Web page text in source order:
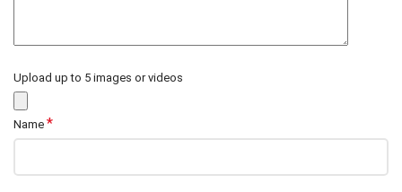
Upload up to 5 images or videos
Name *